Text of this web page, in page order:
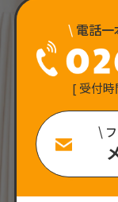
\ 電話一
[ 受付時
\